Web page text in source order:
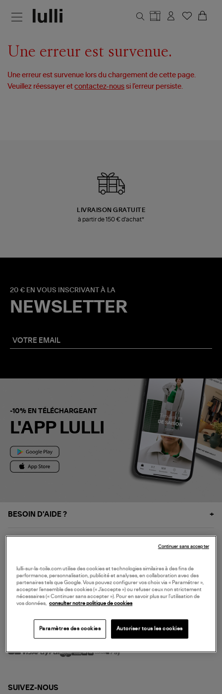
Une erreur est survenue.
Une erreur est survenue lors du chargement de cette page.
Veuillez réessayer etcontactez-nous si l’erreur persiste.
LIVRAISON GRATUITE
à partir de 150 € d'achat*
20 € EN VOUS INSCRIVANT À LA
NEWSLETTER
-10% EN TÉLÉCHARGEANT
L'APP LULLI
BESOIN D'AIDE ?
NOS SERVICES
SERVICE CLIENT
MODE DE PAIEMENT
SUIVEZ-NOUS
lulli-sur-la-toile.com utilise des cookies et technologies similaires à des fins de
performance, personnalisation, publicité et analyses, en collaboration avec des
partenaires tels que Google. Vous pouvez configurer vos choix via « Paramétrer »,
accepter l’ensemble des cookies (« J’accepte ») ou refuser ceux non strictement
nécessaires (« Continuer sans accepter »). Pour en savoir plus sur l’utilisation de
vos données,
consulter notre politique de cookies
Paramètres des cookies Autoriser tous les cookies
Continuer sans accepter